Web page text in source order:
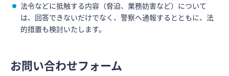
法令などに抵触する内容（脅迫、業務妨害など）について
は、回答できないだけでなく、警察へ通報するとともに、法
的措置も検討いたします。
お問い合わせフォーム